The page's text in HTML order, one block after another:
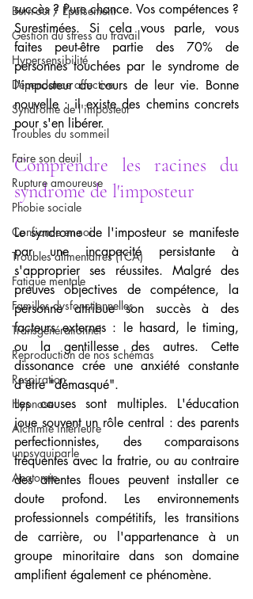
Burn-out / Épuisement
Gestion du stress au travail
Hypersensibilité
Dépendance affective
Syndrome de l'imposteur
Troubles du sommeil
Faire son deuil
Rupture amoureuse
Phobie sociale
Confiance en soi
Troubles alimentaires (TCA)
Fatigue mentale
Familles dysfonctionnelles
Transgénérationnel
Reproduction de nos schémas
Respiration
Hypnose
Alchimie intérieure
unpsyquiparle
Anatomie
succès ? Pure chance. Vos compétences ?
Surestimées. Si cela vous parle, vous
faites peut-être partie des 70% de
personnes touchées par le syndrome de
l'imposteur au cours de leur vie. Bonne
nouvelle : il existe des chemins concrets
pour s'en libérer.
Comprendre les racines du
syndrome de l'imposteur
Le syndrome de l'imposteur se manifeste
par une incapacité persistante à
s'approprier ses réussites. Malgré des
preuves objectives de compétence, la
personne attribue son succès à des
facteurs externes : le hasard, le timing,
ou la gentillesse des autres. Cette
dissonance crée une anxiété constante
d'être "démasqué".
Les causes sont multiples. L'éducation
joue souvent un rôle central : des parents
perfectionnistes, des comparaisons
fréquentes avec la fratrie, ou au contraire
des attentes floues peuvent installer ce
doute profond. Les environnements
professionnels compétitifs, les transitions
de carrière, ou l'appartenance à un
groupe minoritaire dans son domaine
amplifient également ce phénomène.